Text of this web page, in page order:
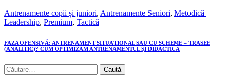
Antrenamente copii și juniori, Antrenamente Seniori, Metodică |
Leadership, Premium, Tactică
FAZA OFENSIVĂ: ANTRENAMENT SITUAȚIONAL SAU CU SCHEME – TRASEE
(ANALITIC)? CUM OPTIMIZĂM ANTRENAMENTUL ȘI DIDACTICA